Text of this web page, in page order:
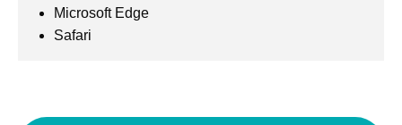
Microsoft Edge​​
Safari​​​